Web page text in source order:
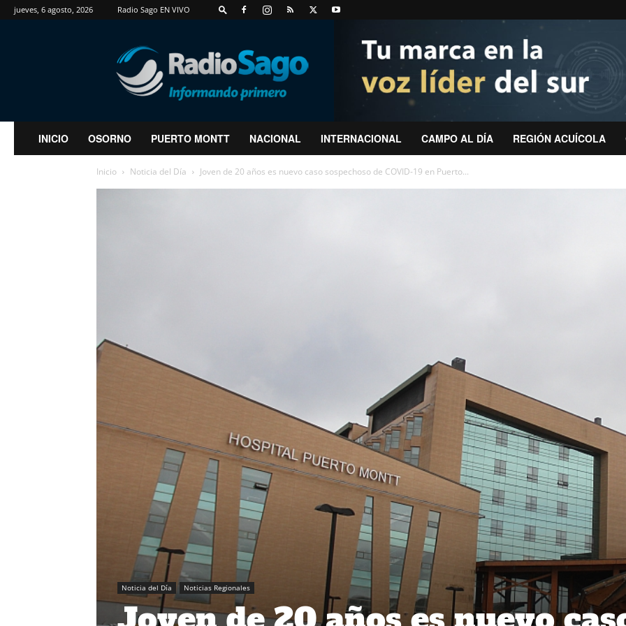
jueves, 6 agosto, 2026 Radio Sago EN VIVO
RadioSago
INICIO OSORNO PUERTO MONTT NACIONAL INTERNACIONAL CAMPO AL DÍA REGIÓN ACUÍCOLA
Inicio Noticia del Día Joven de 20 años es nuevo caso sospechoso de COVID-19 en Puerto...
Noticia del Día Noticias Regionales